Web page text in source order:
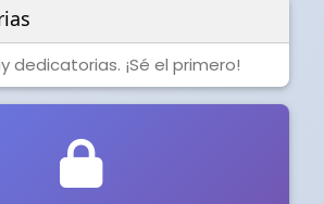
dedicatorias. ¡Sé el primero!